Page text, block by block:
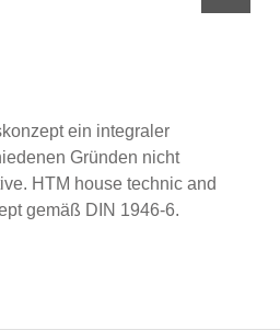
ein integraler
Gründen nicht
HTM house technic and
gemäß DIN 1946-6.